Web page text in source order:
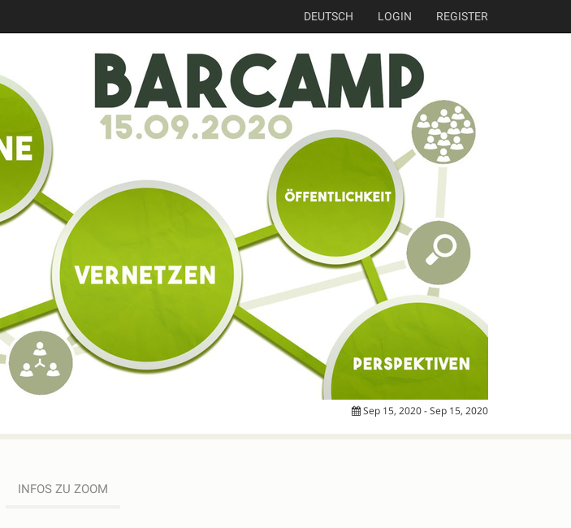
DEUTSCH LOGIN REGISTER
Sep 15, 2020 - Sep 15, 2020
INFOS ZU ZOOM